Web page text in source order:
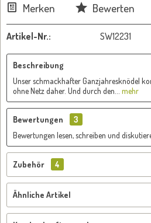
Merken Bewerten
Artikel-Nr.: SW12231
Beschreibung
Unser schmackhafter Ganzjahresknödel
ohne Netz daher. Und durch den...
mehr
Bewertungen
3
Bewertungen lesen, schreiben und
Zubehör 4
Ähnliche Artikel